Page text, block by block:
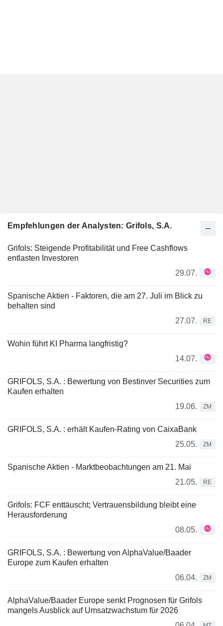
Empfehlungen der Analysten: Grifols, S.A.
Grifols: Steigende Profitabilität und Free Cashflows
entlasten Investoren
29.07.
Spanische Aktien - Faktoren, die am 27. Juli im Blick zu
behalten sind
27.07.
RE
Wohin führt KI Pharma langfristig?
14.07.
GRIFOLS, S.A. : Bewertung von Bestinver Securities zum
Kaufen erhalten
19.06.
ZM
GRIFOLS, S.A. : erhält Kaufen-Rating von CaixaBank
25.05.
ZM
Spanische Aktien - Marktbeobachtungen am 21. Mai
21.05.
RE
Grifols: FCF enttäuscht; Vertrauensbildung bleibt eine
Herausforderung
08.05.
GRIFOLS, S.A. : Bewertung von AlphaValue/Baader
Europe zum Kaufen erhalten
06.04.
ZM
AlphaValue/Baader Europe senkt Prognosen für Grifols
mangels Ausblick auf Umsatzwachstum für 2026